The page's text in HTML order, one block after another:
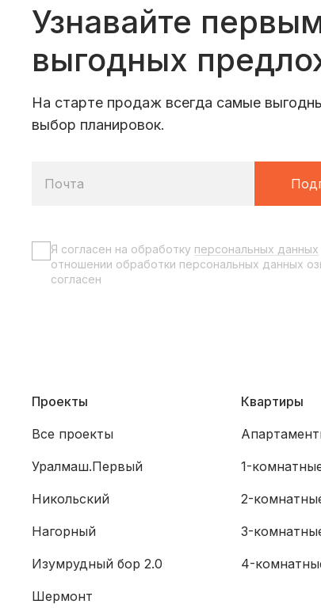
Узнавайте
выгодных
На старте продаж всегда самые
выбор планировок.
Почта
Я согласен на обработку персональных данных
отношении обработки персональных данных
согласен
Проекты
Все проекты
Уралмаш.Первый
Никольский
Нагорный
Изумрудный бор 2.0
Шермонт
Квартиры
1-
2-
3-
4-